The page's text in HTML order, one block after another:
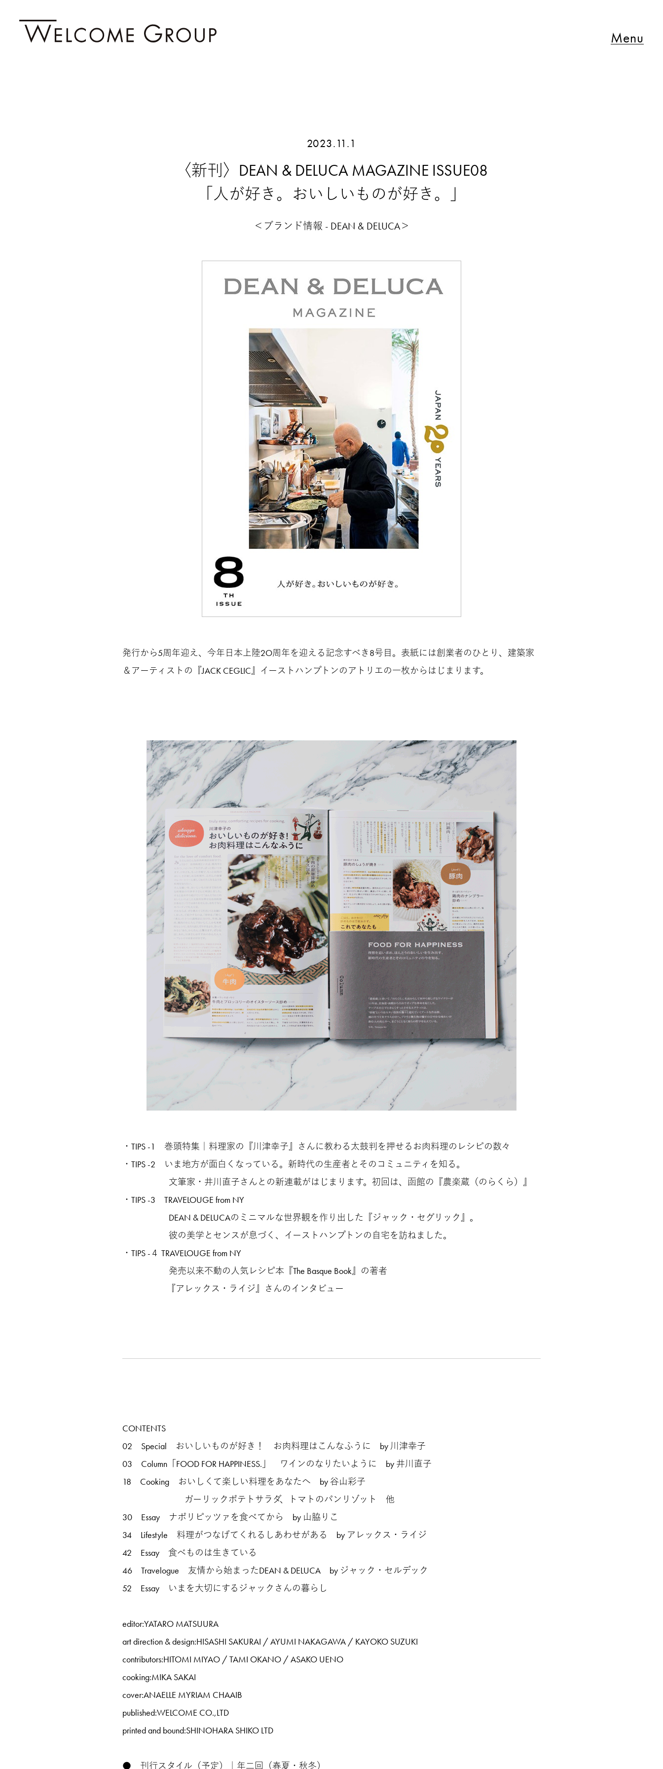
Menu
2023.11.1
〈新刊〉DEAN & DELUCA MAGAZINE ISSUE08
「人が好き。おいしいものが好き。」
＜ブランド情報 - DEAN & DELUCA＞
発行から5周年迎え、今年日本上陸2O周年を迎える記念すべき8号目。表紙には創業者のひとり、建築家
＆アーティストの『JACK CEGLIC』イーストハンプトンのアトリエの一枚からはじまります。
・TIPS -1 巻頭特集｜料理家の『川津幸子』さんに教わる太鼓判を押せるお肉料理のレシピの数々
・TIPS -2 いま地方が面白くなっている。新時代の生産者とそのコミュニティを知る。
文筆家・井川直子さんとの新連載がはじまります。初回は、函館の『農楽蔵（のらくら）』
・TIPS -3 TRAVELOUGE from NY
DEAN & DELUCAのミニマルな世界観を作り出した『ジャック・セグリック』。
彼の美学とセンスが息づく、イーストハンプトンの自宅を訪ねました。
・TIPS -４ TRAVELOUGE from NY
発売以来不動の人気レシピ本『The Basque Book』の著者
『アレックス・ライジ』さんのインタビュー
CONTENTS
02 Special おいしいものが好き！ お肉料理はこんなふうに by 川津幸子
03 Column「FOOD FOR HAPPINESS.」 ワインのなりたいように by 井川直子
18 Cooking おいしくて楽しい料理をあなたへ by 谷山彩子
ガーリックポテトサラダ、トマトのパンリゾット 他
30 Essay ナポリピッツァを食べてから by 山脇りこ
34 Lifestyle 料理がつなげてくれるしあわせがある by アレックス・ライジ
42 Essay 食べものは生きている
46 Travelogue 友情から始まったDEAN & DELUCA by ジャック・セルデック
52 Essay いまを大切にするジャックさんの暮らし
editor:YATARO MATSUURA
art direction & design:HISASHI SAKURAI / AYUMI NAKAGAWA / KAYOKO SUZUKI
contributors:HITOMI MIYAO / TAMI OKANO / ASAKO UENO
cooking:MIKA SAKAI
cover:ANAELLE MYRIAM CHAAIB
published:WELCOME CO.,LTD
printed and bound:SHINOHARA SHIKO LTD
● 刊行スタイル（予定）｜年二回（春夏・秋冬）